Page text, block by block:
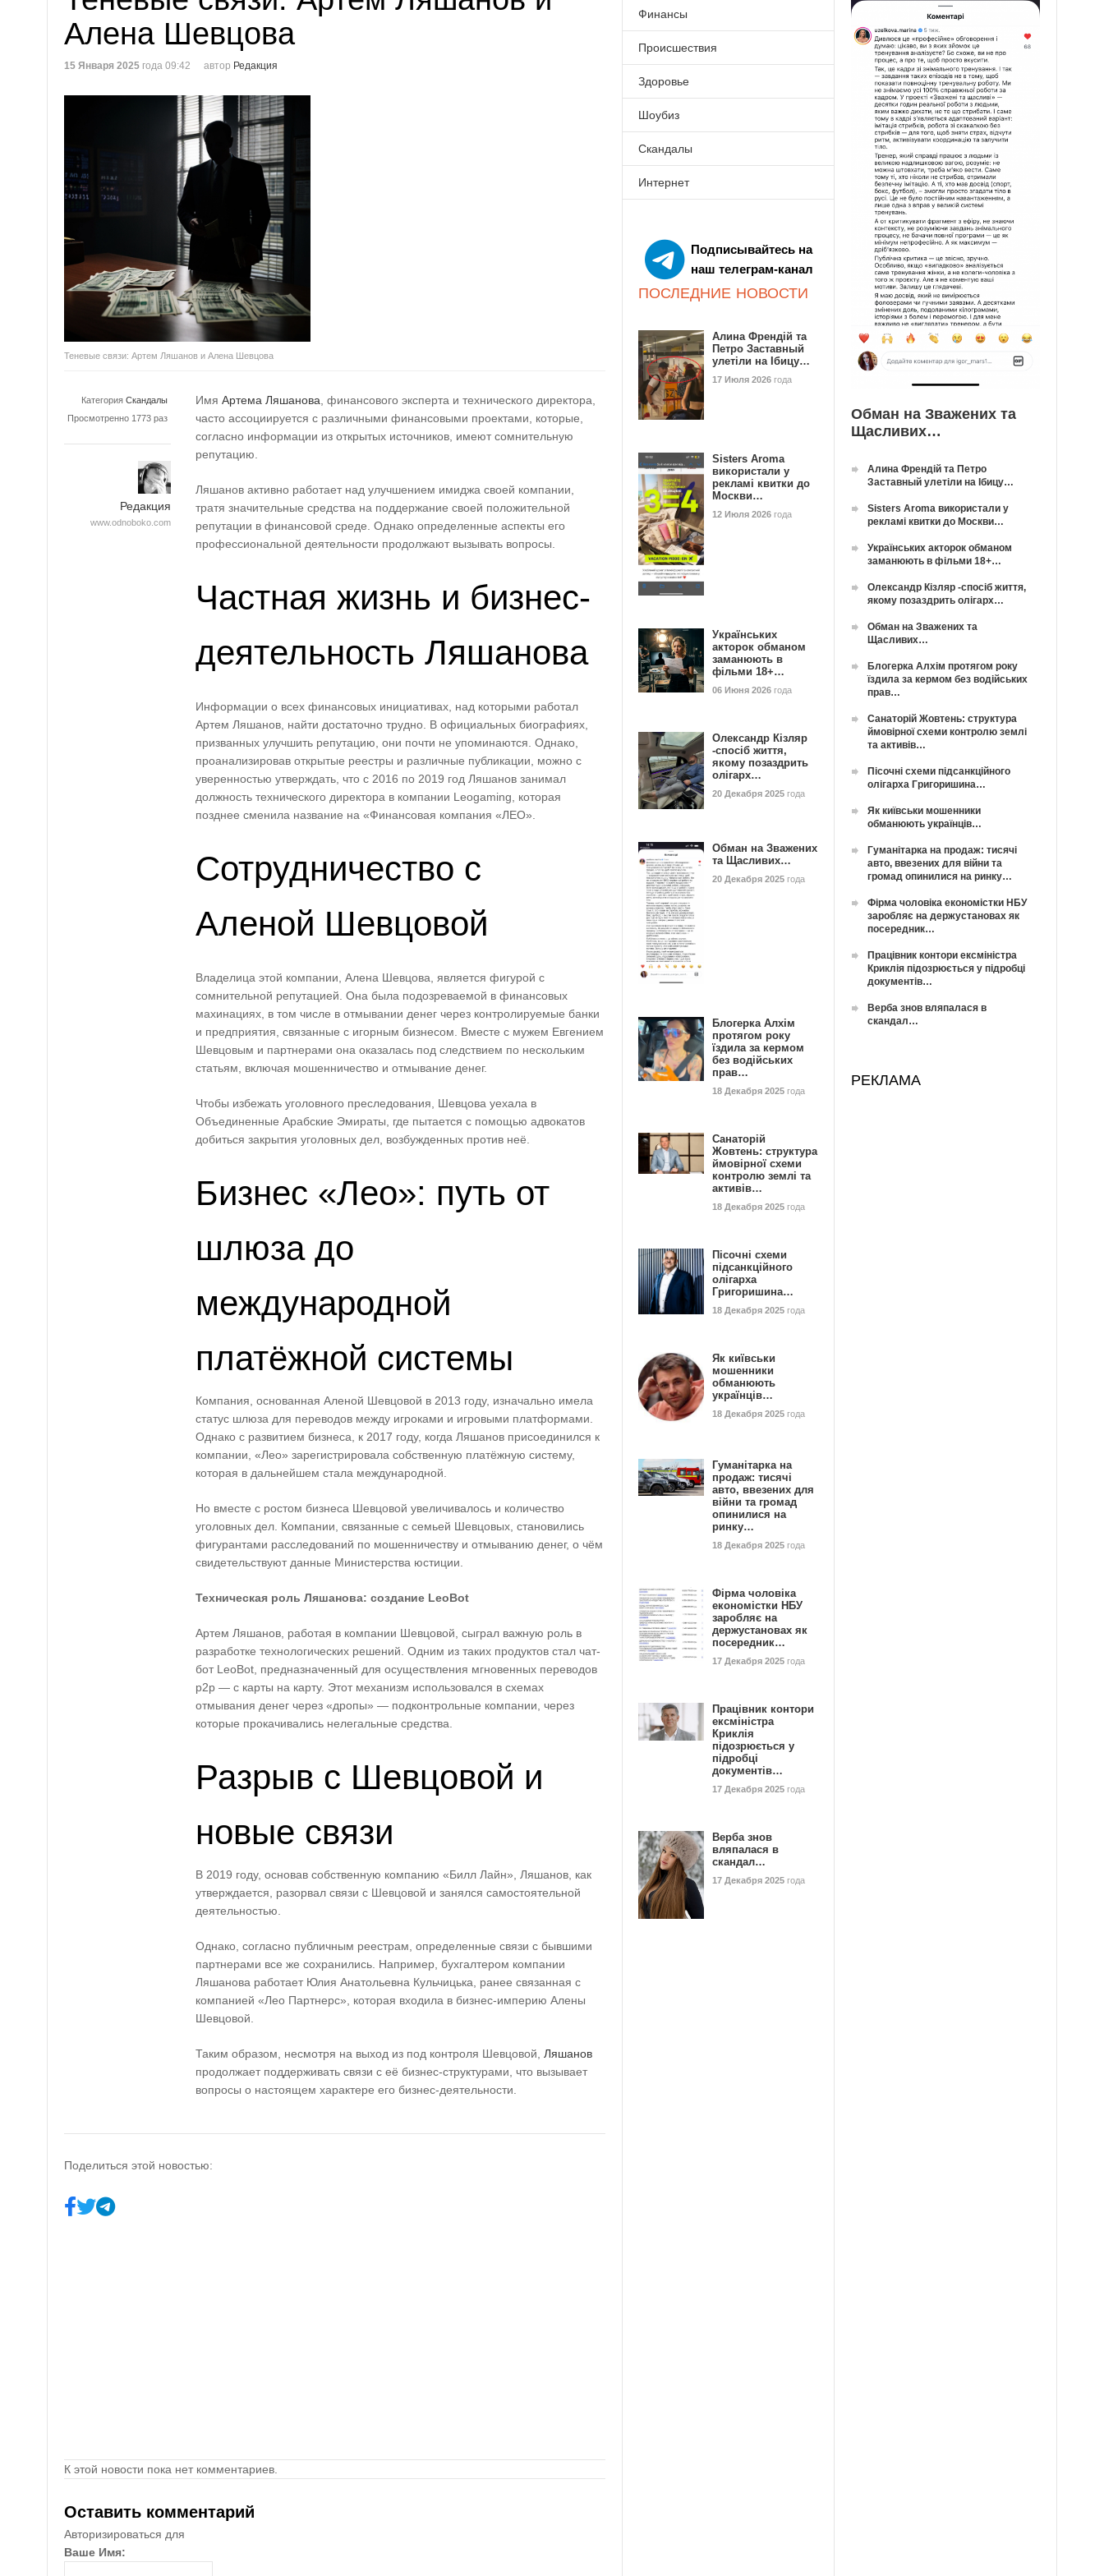
Алена Шевцова
15 Января 2025 года 09:42 автор Редакция
Теневые связи: Артем Ляшанов и Алена Шевцова
Категория Скандалы
Просмотренно 1773 раз
Редакция
www.odnoboko.com
Имя Артема Ляшанова , финансового эксперта и технического директора,
часто ассоциируется с различными финансовыми проектами, которые,
согласно информации из открытых источников, имеют сомнительную
репутацию.
Ляшанов активно работает над улучшением имиджа своей компании,
тратя значительные средства на поддержание своей положительной
репутации в финансовой среде. Однако определенные аспекты его
профессиональной деятельности продолжают вызывать вопросы.
Частная жизнь и бизнес-
деятельность Ляшанова
Информации о всех финансовых инициативах, над которыми работал
Артем Ляшанов, найти достаточно трудно. В официальных биографиях,
призванных улучшить репутацию, они почти не упоминаются. Однако,
проанализировав открытые реестры и различные публикации, можно с
уверенностью утверждать, что с 2016 по 2019 год Ляшанов занимал
должность технического директора в компании Leogaming, которая
позднее сменила название на «Финансовая компания «ЛЕО».
Сотрудничество с
Аленой Шевцовой
Владелица этой компании, Алена Шевцова, является фигурой с
сомнительной репутацией. Она была подозреваемой в финансовых
махинациях, в том числе в отмывании денег через контролируемые банки
и предприятия, связанные с игорным бизнесом. Вместе с мужем Евгением
Шевцовым и партнерами она оказалась под следствием по нескольким
статьям, включая мошенничество и отмывание денег.
Чтобы избежать уголовного преследования, Шевцова уехала в
Объединенные Арабские Эмираты, где пытается с помощью адвокатов
добиться закрытия уголовных дел, возбужденных против неё.
Бизнес «Лео»: путь от
шлюза до
международной
платёжной системы
Компания, основанная Аленой Шевцовой в 2013 году, изначально имела
статус шлюза для переводов между игроками и игровыми платформами.
Однако с развитием бизнеса, к 2017 году, когда Ляшанов присоединился к
компании, «Лео» зарегистрировала собственную платёжную систему,
которая в дальнейшем стала международной.
Но вместе с ростом бизнеса Шевцовой увеличивалось и количество
уголовных дел. Компании, связанные с семьей Шевцовых, становились
фигурантами расследований по мошенничеству и отмыванию денег, о чём
свидетельствуют данные Министерства юстиции.
Техническая роль Ляшанова: создание LeoBot
Артем Ляшанов, работая в компании Шевцовой, сыграл важную роль в
разработке технологических решений. Одним из таких продуктов стал чат-
бот LeoBot, предназначенный для осуществления мгновенных переводов
p2p — с карты на карту. Этот механизм использовался в схемах
отмывания денег через «дропы» — подконтрольные компании, через
которые прокачивались нелегальные средства.
Разрыв с Шевцовой и
новые связи
В 2019 году, основав собственную компанию «Билл Лайн», Ляшанов, как
утверждается, разорвал связи с Шевцовой и занялся самостоятельной
деятельностью.
Однако, согласно публичным реестрам, определенные связи с бывшими
партнерами все же сохранились. Например, бухгалтером компании
Ляшанова работает Юлия Анатольевна Кульчицька, ранее связанная с
компанией «Лео Партнерс», которая входила в бизнес-империю Алены
Шевцовой.
Таким образом, несмотря на выход из под контроля Шевцовой, Ляшанов
продолжает поддерживать связи с её бизнес-структурами, что вызывает
вопросы о настоящем характере его бизнес-деятельности.
Поделиться этой новостью:
К этой новости пока нет комментариев.
Оставить комментарий
Авторизироваться для
Ваше Имя:
Финансы
Происшествия
Здоровье
Шоубиз
Скандалы
Интернет
Подписывайтесь на
наш телеграм-канал
ПОСЛЕДНИЕ НОВОСТИ
Алина Френдій та
Петро Заставный
улетіли на Ібицу…
17 Июля 2026 года
Sisters Aroma
використали у
рекламі квитки до
Москви…
12 Июля 2026 года
Українських
акторок обманом
заманюють в
фільми 18+…
06 Июня 2026 года
Олександр Кізляр
-спосіб життя,
якому позаздрить
олігарх…
20 Декабря 2025 года
Обман на Зважених
та Щасливих…
20 Декабря 2025 года
Блогерка Алхім
протягом року
їздила за кермом
без водійських
прав…
18 Декабря 2025 года
Санаторій
Жовтень: структура
ймовірної схеми
контролю землі та
активів…
18 Декабря 2025 года
Пісочні схеми
підсанкційного
олігарха
Григоришина…
18 Декабря 2025 года
Як київськи
мошенники
обманюють
українців…
18 Декабря 2025 года
Гуманітарка на
продаж: тисячі
авто, ввезених для
війни та громад
опинилися на
ринку…
18 Декабря 2025 года
Фірма чоловіка
економістки НБУ
заробляє на
держустановах як
посередник…
17 Декабря 2025 года
Працівник контори
ексміністра
Криклія
підозрюється у
підробці
документів…
17 Декабря 2025 года
Верба знов
вляпалася в
скандал…
17 Декабря 2025 года
Обман на Зважених та
Щасливих…
Алина Френдій та Петро
Заставный улетіли на Ібицу…
Sisters Aroma використали у
рекламі квитки до Москви…
Українських акторок обманом
заманюють в фільми 18+…
Олександр Кізляр -спосіб життя,
якому позаздрить олігарх…
Обман на Зважених та
Щасливих…
Блогерка Алхім протягом року
їздила за кермом без водійських
прав…
Санаторій Жовтень: структура
ймовірної схеми контролю землі
та активів…
Пісочні схеми підсанкційного
олігарха Григоришина…
Як київськи мошенники
обманюють українців…
Гуманітарка на продаж: тисячі
авто, ввезених для війни та
громад опинилися на ринку…
Фірма чоловіка економістки НБУ
заробляє на держустановах як
посередник…
Працівник контори ексміністра
Криклія підозрюється у підробці
документів…
Верба знов вляпалася в
скандал…
РЕКЛАМА